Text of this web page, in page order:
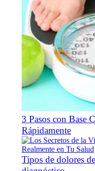
3 Pasos con Base
Rápidamente
Tipos de dolores